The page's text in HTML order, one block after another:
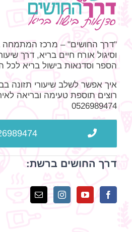
"דרך החושים" – מרכז המתמחה
וסיגול אורח חיים בריא, דרך
הספר וסדנאות בישול בריא לכל
איך אפשר לשלב שיעורי תזונה
רוצים תוספת טעימה ובריאה
0526989474
דרך החושים ברשת: